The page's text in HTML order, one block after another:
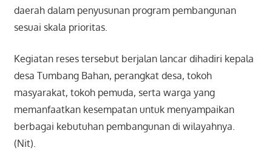
daerah dalam penyusunan program pembangunan
sesuai skala prioritas.
Kegiatan reses tersebut berjalan lancar dihadiri kepala
desa Tumbang Bahan, perangkat desa, tokoh
masyarakat, tokoh pemuda, serta warga yang
memanfaatkan kesempatan untuk menyampaikan
berbagai kebutuhan pembangunan di wilayahnya.
(Nit).